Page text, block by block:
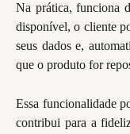
Na prática, funciona
disponível, o cliente
seus dados e,
que o produto for
Essa funcionalidade
contribui para a